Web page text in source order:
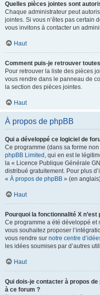
Quelles pièces jointes sont
Chaque administrateur peut
jointes. Si vous n’êtes pas certain
vous invitons à contacter un
Haut
Comment puis-je retrouver
Pour retrouver la liste des pièces
vous rendre dans le panneau de
la section des pièces jointes.
Haut
À propos de phpBB
Qui a développé ce logiciel de
Ce programme (dans sa forme
phpBB Limited , qui en est le
la « Licence Publique Générale
distribué gratuitement. Pour plus
« À propos de phpBB » (en
Haut
Pourquoi la fonctionnalité X n’est
Ce programme a été développé et
vous souhaitez proposer
vous rendre sur notre centre
les idées soumises par d’autres
Haut
Qui dois-je contacter à propos de
à ce forum ?